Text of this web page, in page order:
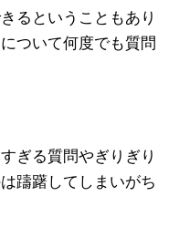
るということもあり
ついて何度でも質問
ぎる質問やぎりぎり
躊躇してしまいがち